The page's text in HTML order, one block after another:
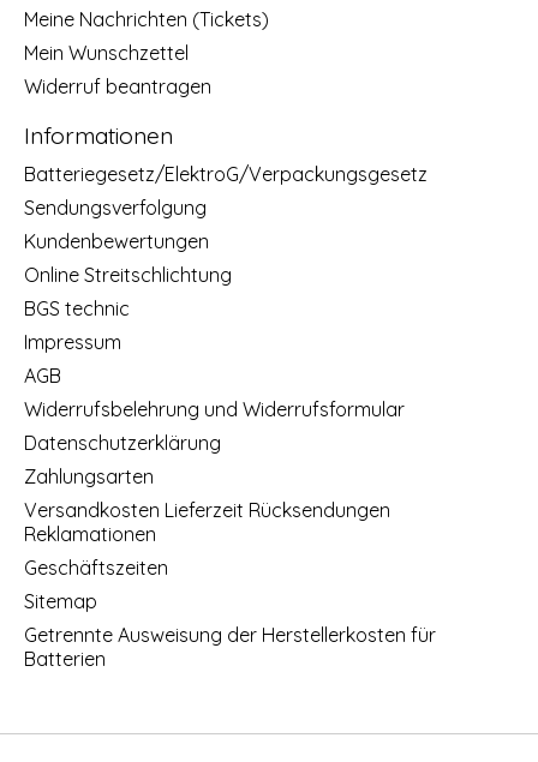
Meine Nachrichten (Tickets)
Mein Wunschzettel
Widerruf beantragen
Informationen
Batteriegesetz/ElektroG/Verpackungsgesetz
Sendungsverfolgung
Kundenbewertungen
Online Streitschlichtung
BGS technic
Impressum
AGB
Widerrufsbelehrung und Widerrufsformular
Datenschutzerklärung
Zahlungsarten
Versandkosten Lieferzeit Rücksendungen
Reklamationen
Geschäftszeiten
Sitemap
Getrennte Ausweisung der Herstellerkosten für
Batterien